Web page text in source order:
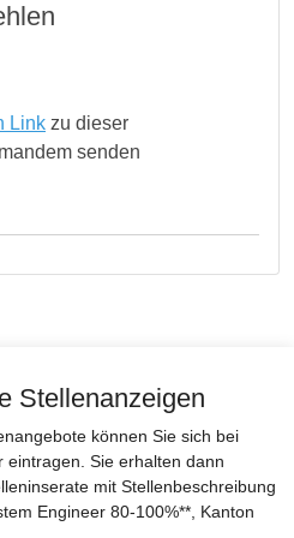
Link zu dieser
senden
Stellenanzeigen
können Sie sich bei
eintragen. Sie erhalten dann
mit Stellenbeschreibung
Engineer 80-100%**, Kanton